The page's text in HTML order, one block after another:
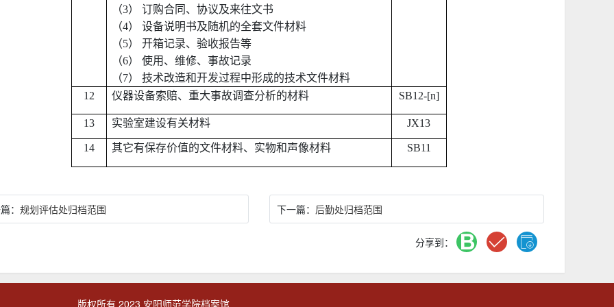
（3）
订购合同、协议及来往文书
（4）
设备说明书及随机的全套文件材料
（5）
开箱记录、验收报告等
（6）
使用、维修、事故记录
（7）
技术改造和开发过程中形成的技术文件材料
12
仪器设备索赔、重大事故调查分析的材料 SB12-[n]
13 实验室建设有关材料 JX13
14 其它有保存价值的文件材料、实物和声像材料 SB11
： 规划评估处归档范围 下一篇： 后勤处归档范围
分享到：
版权所有 2023 安阳师范学院档案馆